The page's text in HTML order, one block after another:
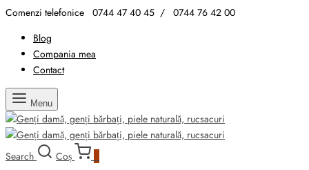
Comenzi telefonice 0744 47 40 45 / 0744 76 42 00
Blog
Compania mea
Contact
Menu
Search Coș